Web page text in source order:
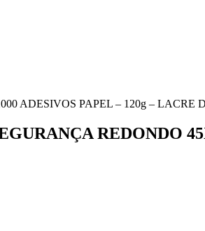
ADESIVOS PAPEL – 120g –
REDONDO